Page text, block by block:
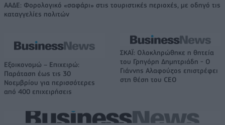
ΑΑΔΕ: Φορολογικό «σαφάρι» στις τουριστικές περιοχές, με οδηγό τις
καταγγελίες πολιτών
Εξοικονομώ – Επιχειρώ:
Παράταση έως τις 30
Νοεμβρίου για περισσότερες
από 400 επιχειρήσεις
ΣΚΑΪ: Ολοκληρώθηκε η θητεία
του Γρηγόρη Δημητριάδη - Ο
Γιάννης Αλαφούζος επιστρέφει
στη θέση του CEO